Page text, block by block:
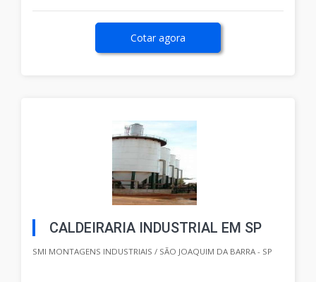
Cotar agora
CALDEIRARIA INDUSTRIAL EM SP
SMI MONTAGENS INDUSTRIAIS / SÃO JOAQUIM DA BARRA - SP